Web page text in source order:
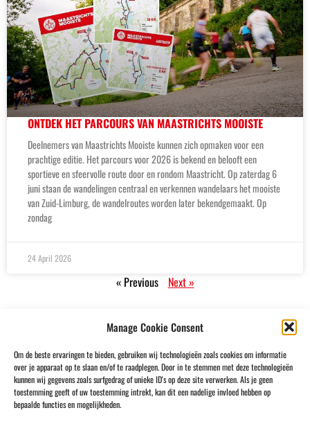
Manage Cookie Consent
Om de beste ervaringen te bieden, gebruiken wij technologieën zoals cookies om informatie
over je apparaat op te slaan en/of te raadplegen. Door in te stemmen met deze technologieën
kunnen wij gegevens zoals surfgedrag of unieke ID's op deze site verwerken. Als je geen
toestemming geeft of uw toestemming intrekt, kan dit een nadelige invloed hebben op
bepaalde functies en mogelijkheden.
ONTDEK HET PARCOURS VAN MAASTRICHTS MOOISTE
Deelnemers van Maastrichts Mooiste kunnen zich opmaken voor een
prachtige editie. Het parcours voor 2026 is bekend en belooft een
sportieve en sfeervolle route door en rondom Maastricht. Op zaterdag 6
juni staan de wandelingen centraal en verkennen wandelaars het mooiste
van Zuid-Limburg, de wandelroutes worden later bekendgemaakt. Op
zondag
24 April 2026
« Previous Next »